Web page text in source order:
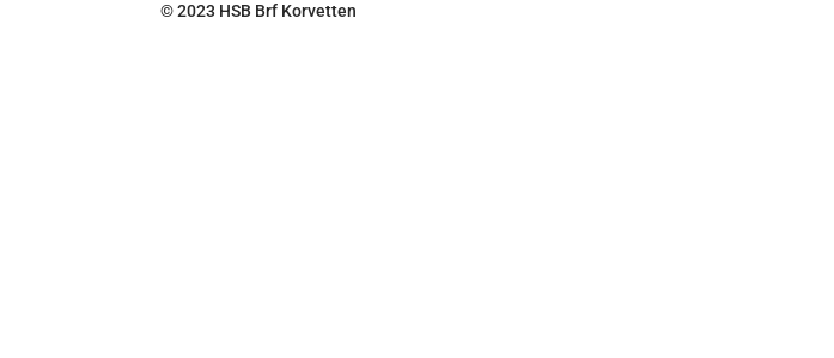
© 2023 HSB Brf Korvetten